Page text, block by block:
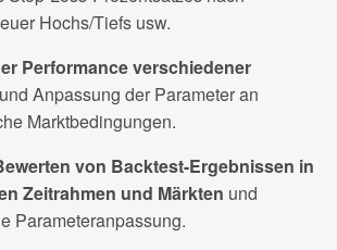
Hochs/Tiefs usw.
Performance verschiedener
und Anpassung der Parameter an
Marktbedingungen.
von Backtest-Ergebnissen in
Zeitrahmen und Märkten und
Parameteranpassung.